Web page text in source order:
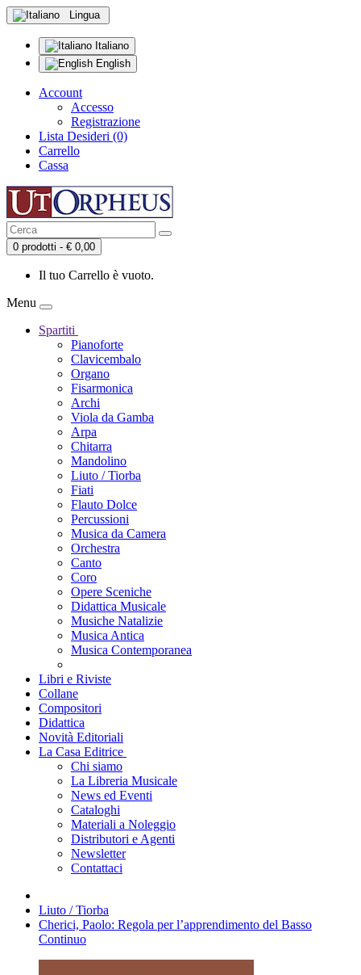
Lingua
Italiano
English
Account
Accesso
Registrazione
Lista Desideri (0)
Carrello
Cassa
0 prodotti - € 0,00
Il tuo Carrello è vuoto.
Menu
Spartiti
Pianoforte
Clavicembalo
Organo
Fisarmonica
Archi
Viola da Gamba
Arpa
Chitarra
Mandolino
Liuto / Tiorba
Fiati
Flauto Dolce
Percussioni
Musica da Camera
Orchestra
Canto
Coro
Opere Sceniche
Didattica Musicale
Musiche Natalizie
Musica Antica
Musica Contemporanea
Libri e Riviste
Collane
Compositori
Didattica
Novità Editoriali
La Casa Editrice
Chi siamo
La Libreria Musicale
News ed Eventi
Cataloghi
Materiali a Noleggio
Distributori e Agenti
Newsletter
Contattaci
Liuto / Tiorba
Cherici, Paolo: Regola per l’apprendimento del Basso
Continuo